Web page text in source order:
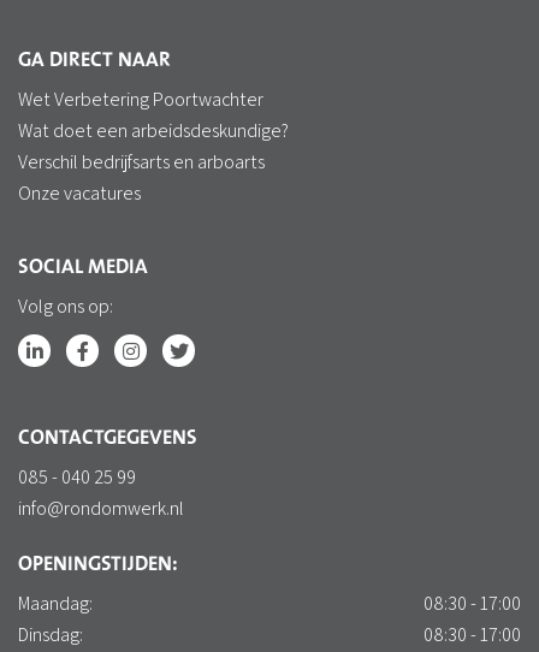
GA DIRECT NAAR
Wet Verbetering Poortwachter
Wat doet een arbeidsdeskundige?
Verschil bedrijfsarts en arboarts
Onze vacatures
SOCIAL MEDIA
Volg ons op:
CONTACTGEGEVENS
085 - 040 25 99
info@rondomwerk.nl
OPENINGSTIJDEN:
Maandag:
08:30 - 17:00
Dinsdag:
08:30 - 17:00